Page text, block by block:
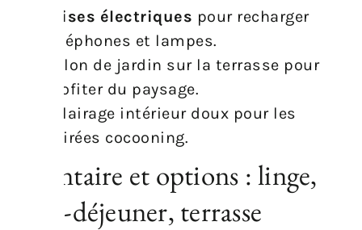
Prises électriques pour recharger
téléphones et lampes.
Salon de jardin sur la terrasse pour
profiter du paysage.
Éclairage intérieur doux pour les
soirées cocooning.
Inventaire et options : linge,
petit-déjeuner, terrasse